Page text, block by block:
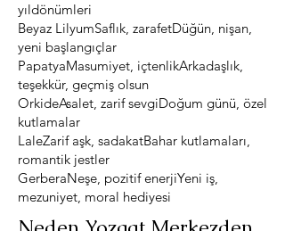
yıldönümleri
Beyaz LilyumSaflık, zarafetDüğün, nişan,
yeni başlangıçlar
PapatyaMasumiyet, içtenlikArkadaşlık,
teşekkür, geçmiş olsun
OrkideAsalet, zarif sevgiDoğum günü, özel
kutlamalar
LaleZarif aşk, sadakatBahar kutlamaları,
romantik jestler
GerberaNeşe, pozitif enerjiYeni iş,
mezuniyet, moral hediyesi